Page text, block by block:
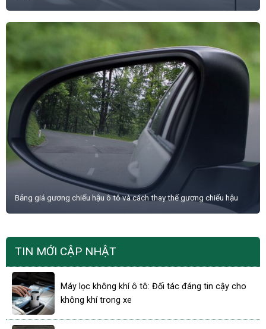
Bảng giá gương chiếu hậu ô tô và cách thay thế gương chiếu hậu
TIN MỚI CẬP NHẬT
Máy lọc không khí ô tô: Đối tác đáng tin cậy cho
không khí trong xe